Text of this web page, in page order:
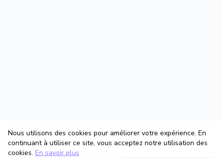
Nous utilisons des cookies pour améliorer votre expérience. En
continuant à utiliser ce site, vous acceptez notre utilisation des
cookies. En savoir plus